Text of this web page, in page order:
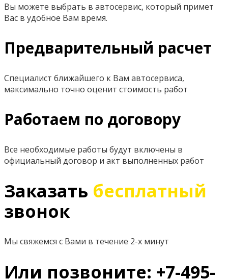
Вы можете выбрать в автосервис, который примет
Вас в удобное Вам время.
Предварительный расчет
Специалист ближайшего к Вам автосервиса,
максимально точно оценит стоимость работ
Работаем по договору
Все необходимые работы будут включены в
официальный договор и акт выполненных работ
Заказать бесплатный
звонок
Мы свяжемся с Вами в течение 2-х минут
Или позвоните: +7-495-